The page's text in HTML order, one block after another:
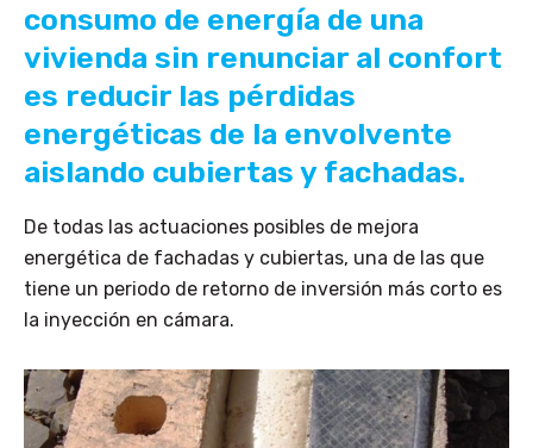
consumo de energía de una
vivienda sin renunciar al confort
es reducir las pérdidas
energéticas de la envolvente
aislando cubiertas y fachadas.
De todas las actuaciones posibles de mejora
energética de fachadas y cubiertas, una de las que
tiene un periodo de retorno de inversión más corto es
la inyección en cámara.